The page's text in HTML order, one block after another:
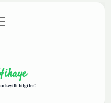
keyifli bilgiler!